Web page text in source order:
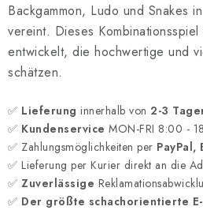
Backgammon, Ludo und Snakes
vereint. Dieses
entwickelt, die hochwertige und
schätzen.
✅ Lieferung innerhalb von 2-3
✅ Kundenservice MON-FRI 8:00 -
✅ Zahlungsmöglichkeiten per PayPal,
✅ Lieferung per Kurier direkt an die
✅ Zuverlässige
✅ Der größte schachorientierte E-